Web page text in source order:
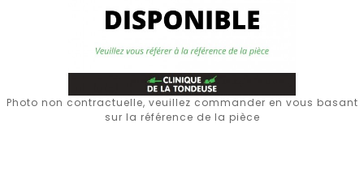
Photo non contractuelle, veuillez commander en vous basant
sur la référence de la pièce